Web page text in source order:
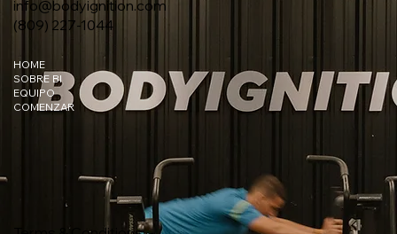
info@bodyignition.com
(809) 227-1044
HOME
SOBRE BI
EQUIPO
COMENZAR